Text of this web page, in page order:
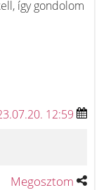
így gondolom
12:59
Megosztom